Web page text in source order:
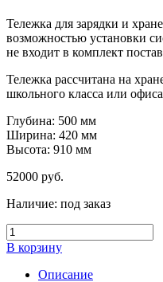
Тележка для зарядки и
возможностью установки
не входит в комплект
Тележка рассчитана на
школьного класса или
Глубина: 500 мм
Ширина: 420 мм
Высота: 910 мм
52000 руб.
Наличие: под заказ
В корзину
Описание